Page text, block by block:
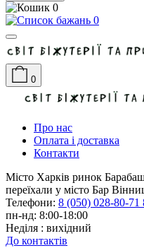
0
0
0
Про нас
Оплата і доставка
Контакти
Місто Харків ринок
переїхали у місто Бар
Телефони: 8 (050) 028-80-71
пн-нд: 8:00-18:00
Неділя : вихідний
До контактів